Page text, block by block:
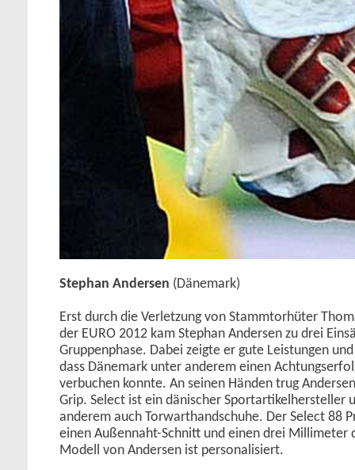
Stephan Andersen (Dänemark)
Erst durch die Verletzung von Stammtorhüter
der EURO 2012 kam Stephan Andersen zu drei
Gruppenphase. Dabei zeigte er gute Leistungen
dass Dänemark unter anderem einen
verbuchen konnte. An seinen Händen trug
Grip. Select ist ein dänischer Sportartikelhersteller
anderem auch Torwarthandschuhe. Der Select 88
einen Außennaht-Schnitt und einen drei Millimeter
Modell von Andersen ist personalisiert.